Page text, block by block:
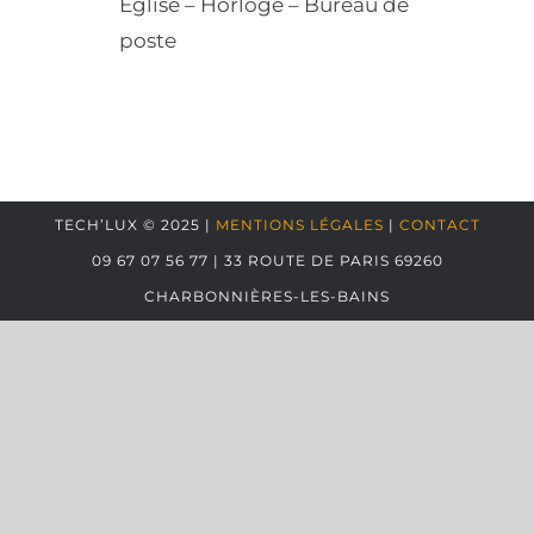
Eglise – Horloge – Bureau de
poste
TECH’LUX © 2025 | MENTIONS LÉGALES | CONTACT
09 67 07 56 77 | 33 ROUTE DE PARIS 69260
CHARBONNIÈRES-LES-BAINS